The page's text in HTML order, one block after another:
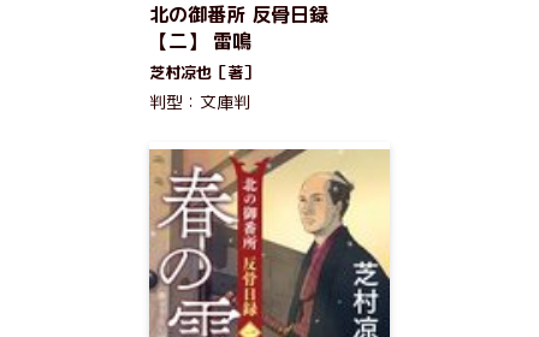
北の御番所 反骨日録
【二】 雷鳴
芝村凉也［著］
判型：文庫判